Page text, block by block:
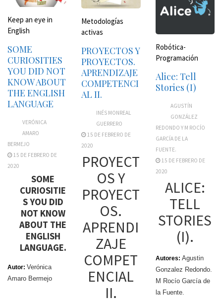
Keep an eye in
English
SOME
CURIOSITIES
YOU DID NOT
KNOW ABOUT
THE ENGLISH
LANGUAGE
VERÓNICA
AMARO
BERMEJO
15 DE FEBRERO DE
2020
SOME
CURIOSITIE
S YOU DID
NOT KNOW
ABOUT THE
ENGLISH
LANGUAGE.
Autor: Verónica
Amaro Bermejo
Metodologías
activas
PROYECTOS Y
PROYECTOS.
APRENDIZAJE
COMPETENCI
AL II.
INÉS MONREAL
GUERRERO
15 DE FEBRERO DE
2020
PROYECT
OS Y
PROYECT
OS.
APRENDI
ZAJE
COMPET
ENCIAL
II.
Robótica-
Programación
Alice: Tell
Stories (I)
AGUSTÍN
GONZÁLEZ
REDONDO Y M ROCÍO
GARCÍA DE LA
FUENTE.
15 DE FEBRERO DE
2020
ALICE:
TELL
STORIES
(I).
Autores: Agustin
Gonzalez Redondo.
M Rocío García de
la Fuente.